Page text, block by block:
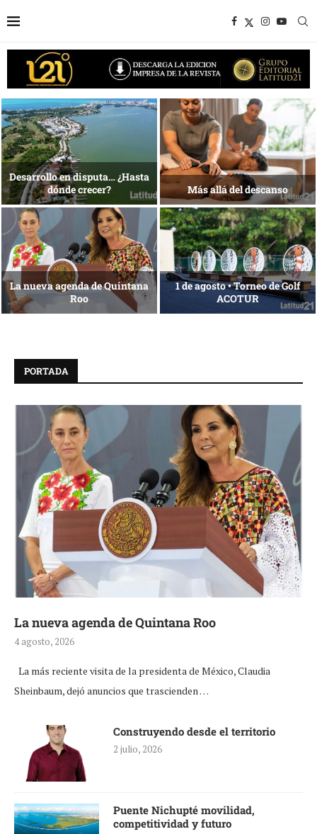
1 al 28 de agosto •
Fundación Isleña
Energía que Impulsa la
competitividad
Reconocimiento de viajeros La esencia del servicio
PORTADA
La nueva agenda de Quintana Roo
4 agosto, 2026
La más reciente visita de la presidenta de México, Claudia
Sheinbaum, dejó anuncios que trascienden …
Construyendo desde el territorio
2 julio, 2026
Puente Nichupté movilidad,
competitividad y futuro